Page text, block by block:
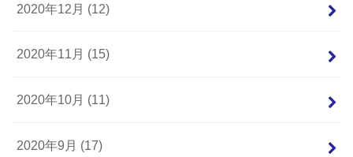
2020年12月 (12)
2020年11月 (15)
2020年10月 (11)
2020年9月 (17)